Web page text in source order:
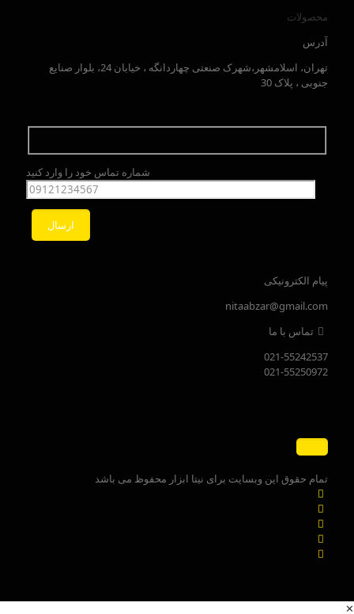
محصولات
آدرس
تهران، اسلامشهر،شهرک صنعتی چهاردانگه ، خیابان 24، بلوار صنایع
جنوبی ، پلاک 30
شماره تماس خود را وارد کنید
پیام الکترونیکی
nitaabzar@gmail.com
تماس با ما
021-55242537
021-55250972
تمام حقوق این وبسایت برای نیتا ابزار محفوظ می باشد
✕